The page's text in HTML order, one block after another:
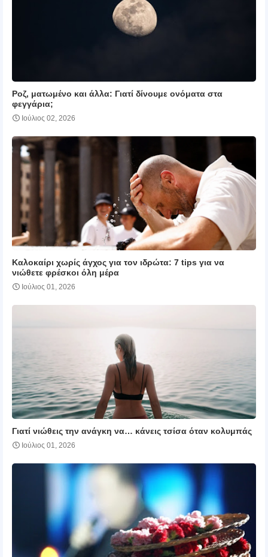
Ροζ, ματωμένο και άλλα: Γιατί δίνουμε ονόματα στα
φεγγάρια;
Ιούλιος 02, 2026
Καλοκαίρι χωρίς άγχος για τον ιδρώτα: 7 tips για να
νιώθετε φρέσκοι όλη μέρα
Ιούλιος 01, 2026
Γιατί νιώθεις την ανάγκη να… κάνεις τσίσα όταν κολυμπάς
Ιούλιος 01, 2026